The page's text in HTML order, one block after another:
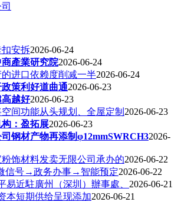
扣安拆2026-06-24
產業研究院2026-06-24
进口依赖度削减一半2026-06-24
策利好道曲通2026-06-23
越好2026-06-23
间功能从头规划、全屋定制 2026-06-23
：盈拓展2026-06-23
钢材产物再添制φ12mmSWRCH32026-
饰材料发卖无限公司承办的2026-06-22
信号→政务办事→智能预定2026-06-22
易近駐廣州（深圳）辦事處、 2026-06-21
本短期供给呈现添加2026-06-21